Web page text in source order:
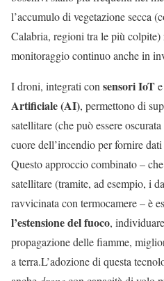
l’accumulo di vegetazione secca
Calabria, regioni tra le più colpite)
monitoraggio continuo anche in
I droni, integrati consensori IoT
Artificiale (AI), permettono di
satellitare (che può essere
cuore dell’incendio per fornire
Questo approccio combinato –
satellitare (tramite, ad esempio, i
ravvicinata con termocamere – è
l’estensione del fuoco,
propagazione delle fiamme,
a terra.L’adozione di questa